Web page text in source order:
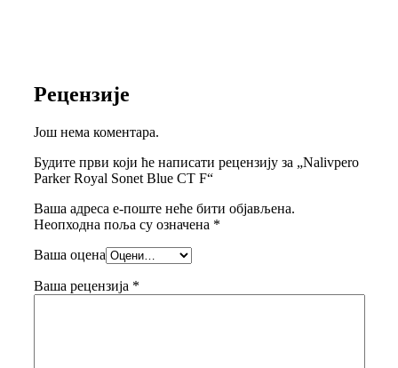
Рецензије
Још нема коментара.
Будите први који ће написати рецензију за „Nalivpero
Parker Royal Sonet Blue CT F“
Ваша адреса е-поште неће бити објављена.
Неопходна поља су означена *
Ваша оцена
Ваша рецензија *